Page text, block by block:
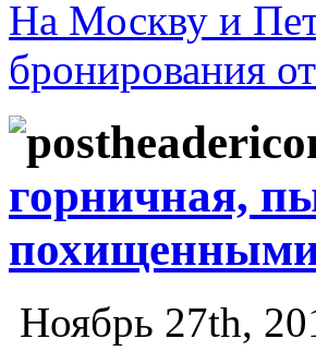
На Москву и
бронирования
горничная,
похищенными
Ноябрь 27th,